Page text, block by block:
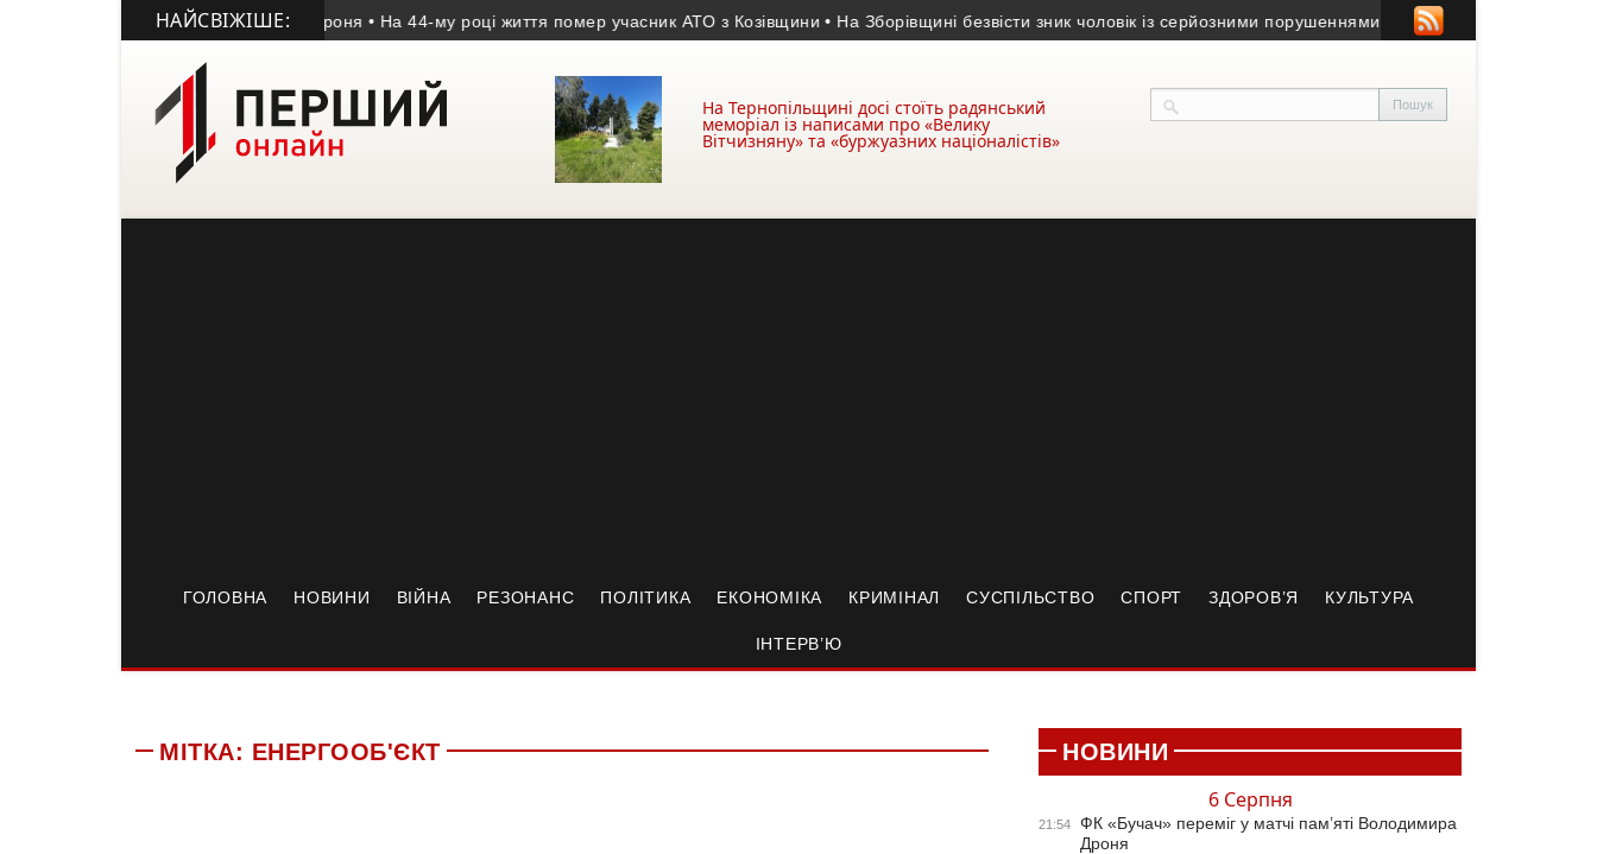
НАЙСВІЖІШЕ:
у матчі пам’яті Володимира Дроня • На 44-му році життя помер учасник АТО з Козівщини • На Зборівщині безвісти зник чоловік із серйозними порушеннями зору • Юний волонтер із
На Тернопільщині досі стоїть радянський
меморіал із написами про «Велику
Вітчизняну» та «буржуазних націоналістів»
ГОЛОВНА НОВИНИ ВІЙНА РЕЗОНАНС ПОЛІТИКА ЕКОНОМІКА КРИМІНАЛ СУСПІЛЬСТВО СПОРТ ЗДОРОВ’Я КУЛЬТУРА
ІНТЕРВ’Ю
МІТКА: ЕНЕРГООБ'ЄКТ
НОВИНИ
6 Серпня
21:54
ФК «Бучач» переміг у матчі пам’яті Володимира
Дроня